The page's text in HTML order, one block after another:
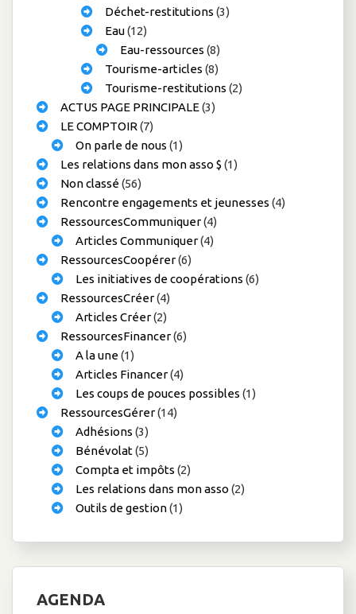
Déchet-restitutions (3)
Eau(12)
Eau-ressources (8)
Tourisme-articles (8)
Tourisme-restitutions (2)
ACTUS PAGE PRINCIPALE(3)
LE COMPTOIR (7)
On parle de nous (1)
Les relations dans mon asso $ (1)
Non classé(56)
Rencontre engagements et jeunesses (4)
RessourcesCommuniquer(4)
Articles Communiquer(4)
RessourcesCoopérer(6)
Les initiatives de coopérations (6)
RessourcesCréer(4)
Articles Créer(2)
RessourcesFinancer(6)
A la une(1)
Articles Financer(4)
Les coups de pouces possibles (1)
RessourcesGérer(14)
Adhésions (3)
Bénévolat(5)
Compta et impôts (2)
Les relations dans mon asso (2)
Outils de gestion(1)
AGENDA